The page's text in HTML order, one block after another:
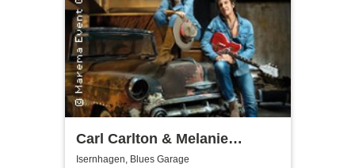
Carl Carlton & Melanie
Wiegmann and the Great
Isernhagen, Blues Garage